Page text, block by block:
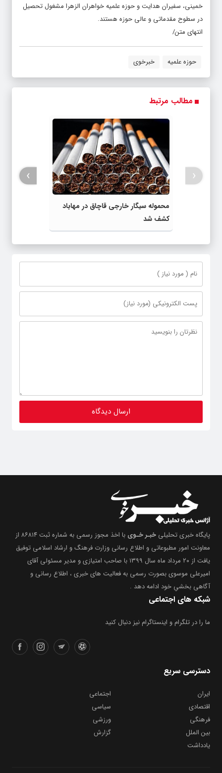
خمینی، سفیران هدایت و حوزه علمیه خواهران الزهرا مشغول تحصیل
در سطوح مقدماتی و عالی حوزه هستند.
انتهای متن/
حوزه علمیه خبرخوی
مطالب مرتبط
محموله سیگار خارجی قاچاق در مهاباد
کشف شد
‹
›
پایگاه خبری تحلیلی خبـر خـوی
با اخذ مجوز رسمی به شماره ثبت ۸۶۸۱۴ از
معاونت امور مطبوعاتی و اطلاع رسانی وزارت فرهنگ و ارشاد اسلامی توفیق
یافت از ۲۰ مرداد ماه سال ۱۳۹۹ با صاحب امتیازی و مدیر مسئولی آقای
امیرعلی موسوی بصورت رسمی به فعالیت های خبری ، اطلاع رسانی و
آگاهی بخشیِ خود ادامه دهد .
شبکه های اجتماعی
ما را در تلگرام و اینستاگرام نیز دنبال کنید
دسترسی سریع
ایران
اجتماعی
اقتصادی
سیاسی
فرهنگی
ورزشی
بین الملل
گزارش
یادداشت